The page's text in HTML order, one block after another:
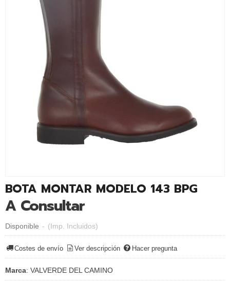
BOTA MONTAR MODELO 143 BPG
A Consultar
Disponible - (Imp. Incluidos)
Costes de envío Ver descripción Hacer pregunta
Marca: VALVERDE DEL CAMINO